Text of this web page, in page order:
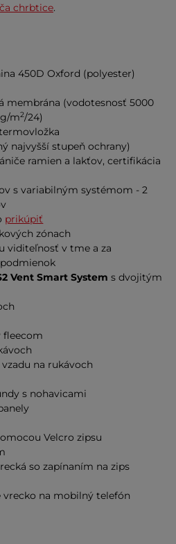
chrbtice.
450D Oxford (polyester)
membrána (vodotesnosť 5000
m2/24)
najvyšší stupeň ochrany)
ramien a lakťov, certifikácia
s variabilným systémom - 2
prikúpiť
zónach
viditeľnosť v tme a za
Vent Smart System s dvojitým
fleecom
na rukávoch
s nohavicami
Velcro zipsu
so zapínaním na zips
na mobilný telefón